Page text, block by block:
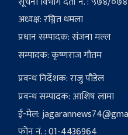
अध्यक्ष: रञ्जित धमला
प्रधान सम्पादक: संजना मल्ल
सम्पादक: कृष्णराज गौतम
प्रवन्ध निर्देशक: राजु पौडेल
प्रवन्ध सम्पादक: आशिष लामा
ई-मेल: